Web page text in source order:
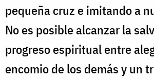
pequeña cruz e imitando a
No es posible alcanzar la
progreso espiritual entre
encomio de los demás y un